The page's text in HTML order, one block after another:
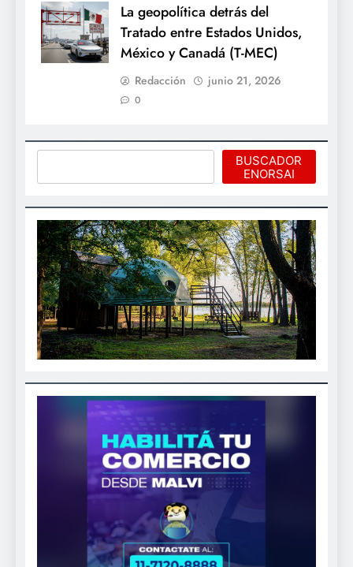
La geopolítica detrás del
Tratado entre Estados Unidos,
México y Canadá (T-MEC)
Redacción junio 21, 2026
0
BUSCADOR
ENORSAI